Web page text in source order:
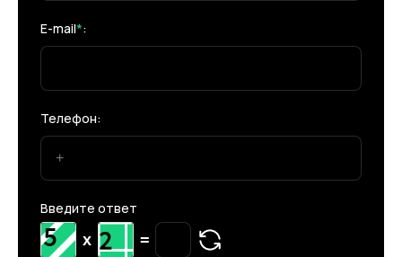
E-mail*:
Телефон:
Введите ответ
x =